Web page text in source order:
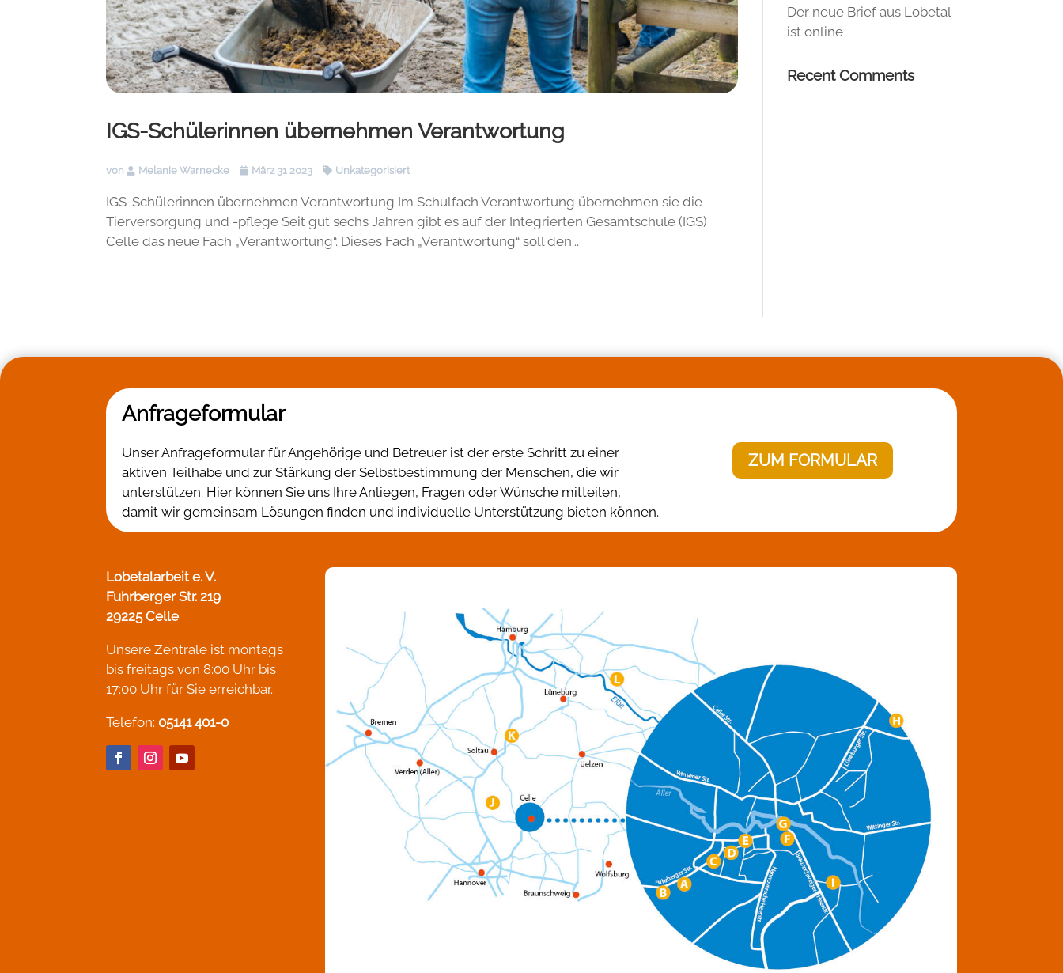
IGS-Schülerinnen übernehmen Verantwortung
von Melanie Warnecke März 31 2023 Unkategorisiert
IGS-Schülerinnen übernehmen Verantwortung Im Schulfach Verantwortung übernehmen sie die
Tierversorgung und -pflege Seit gut sechs Jahren gibt es auf der Integrierten Gesamtschule (IGS)
Celle das neue Fach „Verantwortung“. Dieses Fach „Verantwortung“ soll den...
Der neue Brief aus Lobetal
ist online
Recent Comments
Anfrageformular
Unser Anfrageformular für Angehörige und Betreuer ist der erste Schritt zu einer
aktiven Teilhabe und zur Stärkung der Selbstbestimmung der Menschen, die wir
unterstützen. Hier können Sie uns Ihre Anliegen, Fragen oder Wünsche mitteilen,
damit wir gemeinsam Lösungen finden und individuelle Unterstützung bieten können.
ZUM FORMULAR
Lobetalarbeit e. V.
Fuhrberger Str. 219
29225 Celle
Unsere Zentrale ist montags
bis freitags von 8:00 Uhr bis
17:00 Uhr für Sie erreichbar.
Telefon: 05141 401-0